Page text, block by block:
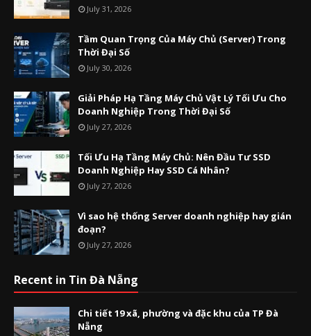
July 31, 2026
Tầm Quan Trọng Của Máy Chủ (Server) Trong
Thời Đại Số
July 30, 2026
Giải Pháp Hạ Tầng Máy Chủ Vật Lý Tối Ưu Cho
Doanh Nghiệp Trong Thời Đại Số
July 27, 2026
Tối Ưu Hạ Tầng Máy Chủ: Nên Đầu Tư SSD
Doanh Nghiệp Hay SSD Cá Nhân?
July 27, 2026
Vì sao hệ thống Server doanh nghiệp hay gián
đoạn?
July 27, 2026
Recent in Tin Đà Nẵng
Chi tiết 19 xã, phường và đặc khu của TP Đà
Nẵng